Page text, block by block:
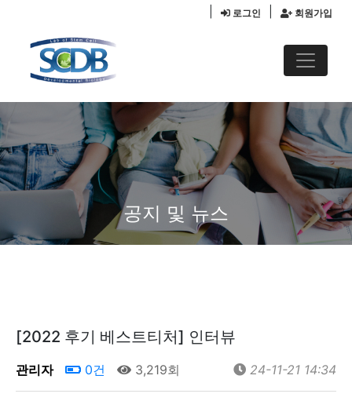
회원가입
로그인
공지 및 뉴스
[2022 후기 베스트티처] 인터뷰
관리자 0건 3,219회 24-11-21 14:34